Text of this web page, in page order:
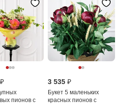
пионов с
3 535 ₽
Букет 5 маленьких
красных пионов с